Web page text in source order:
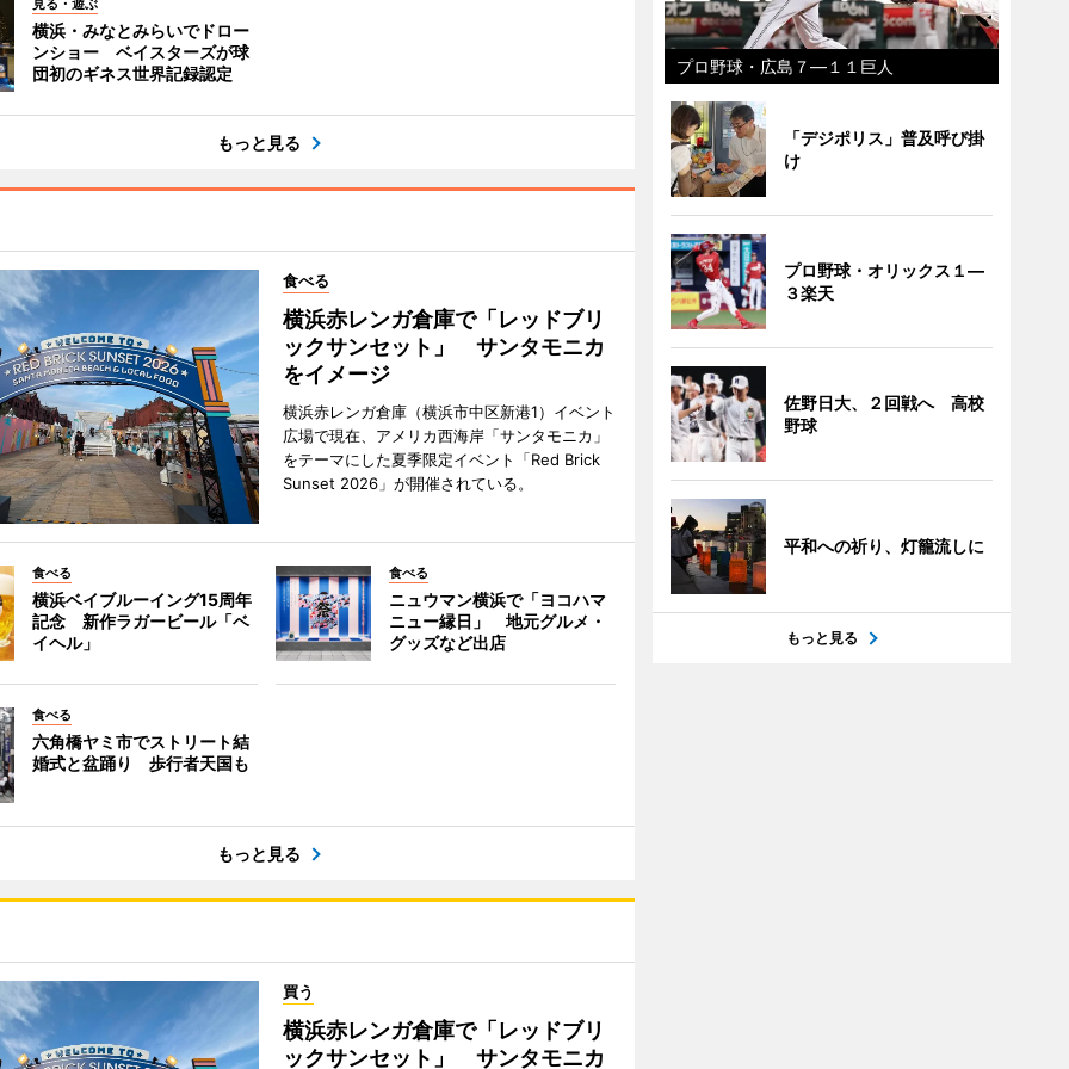
見る・遊ぶ
横浜・みなとみらいでドロー
ンショー ベイスターズが球
団初のギネス世界記録認定
もっと見る
食べる
横浜赤レンガ倉庫で「レッドブリ
ックサンセット」 サンタモニカ
をイメージ
横浜赤レンガ倉庫（横浜市中区新港1）イベント
広場で現在、アメリカ西海岸「サンタモニカ」
をテーマにした夏季限定イベント「Red Brick
Sunset 2026」が開催されている。
食べる
横浜ベイブルーイング15周年
記念 新作ラガービール「ベ
イヘル」
食べる
ニュウマン横浜で「ヨコハマ
ニュー縁日」 地元グルメ・
グッズなど出店
食べる
六角橋ヤミ市でストリート結
婚式と盆踊り 歩行者天国も
もっと見る
買う
横浜赤レンガ倉庫で「レッドブリ
ックサンセット」 サンタモニカ
プロ野球・広島７―１１巨人
「デジポリス」普及呼び掛
け
プロ野球・オリックス１―
３楽天
佐野日大、２回戦へ 高校
野球
平和への祈り、灯籠流しに
もっと見る